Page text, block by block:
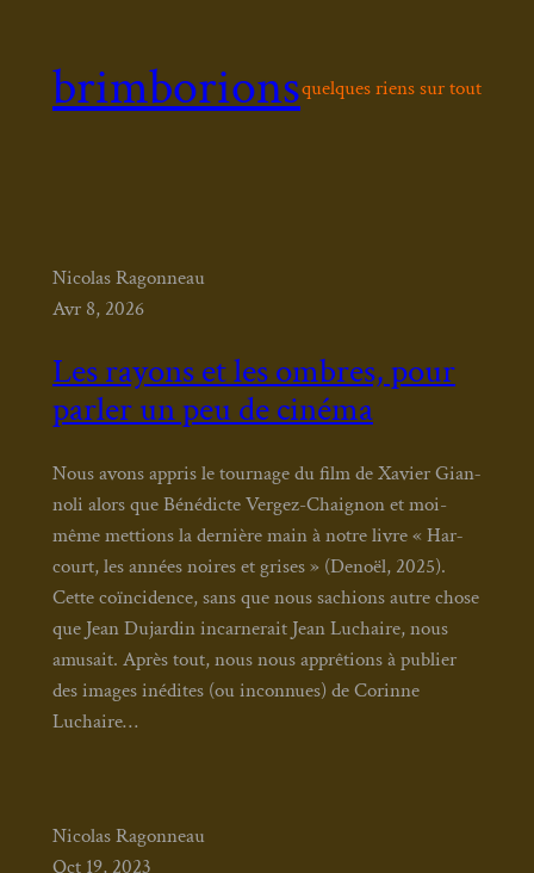
contenubrimborionsquelques riens sur tout
Nicolas Ragonneau
Avr 8, 2026
Les rayons et les ombres, pour
parler un peu de cinéma
Nous avons appris le tour­nage du film de Xavier Gian­
no­li alors que Béné­dicte Ver­gez-Chai­gnon et moi-
même met­tions la der­nière main à notre livre « Har­
court, les années noires et grises » (Denoël, 2025).
Cette coïn­ci­dence, sans que nous sachions autre chose
que Jean Dujar­din incar­ne­rait Jean Luchaire, nous
amu­sait. Après tout, nous nous apprê­tions à publier
des images inédites (ou incon­nues) de Corinne
Luchaire…
Nicolas Ragonneau
Oct 19, 2023